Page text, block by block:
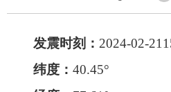
参考位置：新疆克孜勒苏柯尔